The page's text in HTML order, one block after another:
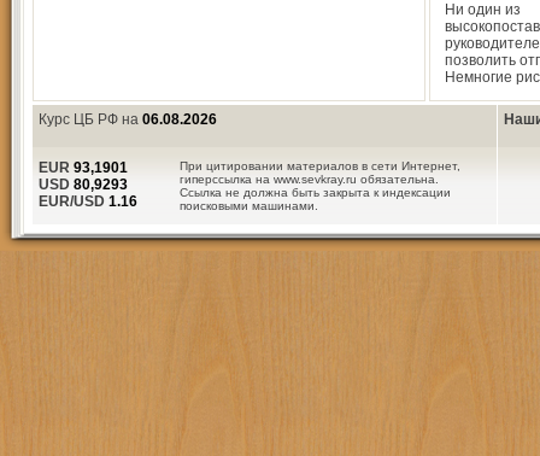
Ни один из
позволить
Немногие
Курс ЦБ РФ на 06.08.2026
При цитировании материалов в сети Интернет,
гиперссылка на www.sevkray.ru обязательна.
Ссылка не должна быть закрыта к индексации
поисковыми машинами.
EUR 93,1901
USD 80,9293
EUR/USD 1.16